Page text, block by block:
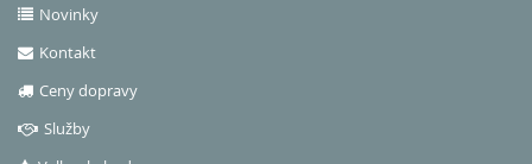
Novinky
Kontakt
Ceny dopravy
Služby